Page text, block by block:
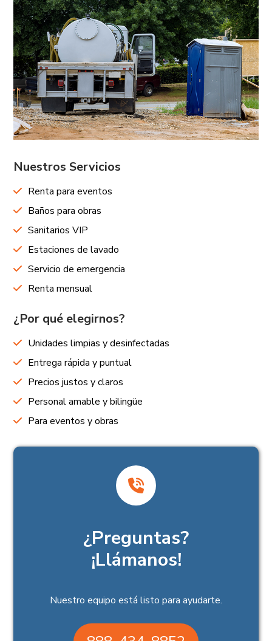
Nuestros Servicios
Renta para eventos
Baños para obras
Sanitarios VIP
Estaciones de lavado
Servicio de emergencia
Renta mensual
¿Por qué elegirnos?
Unidades limpias y desinfectadas
Entrega rápida y puntual
Precios justos y claros
Personal amable y bilingüe
Para eventos y obras
¿Preguntas?
¡Llámanos!
Nuestro equipo está listo para ayudarte.